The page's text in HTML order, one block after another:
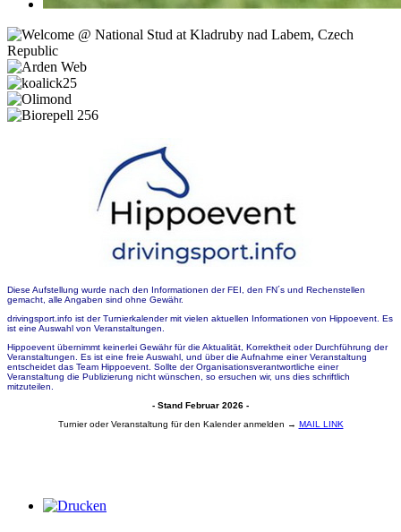
Diese Aufstellung wurde nach den Informationen der FEI, den FN´s und Rechenstellen
gemacht, alle Angaben sind ohne Gewähr.
drivingsport.info ist der Turnierkalender mit vielen aktuellen Informationen von Hippoevent. Es
ist eine Auswahl von Veranstaltungen.
Hippoevent übernimmt keinerlei Gewähr für die Aktualität, Korrektheit oder Durchführung der
Veranstaltungen. Es ist eine freie Auswahl, und über die Aufnahme einer Veranstaltung
entscheidet das Team Hippoevent. Sollte der Organisationsverantwortliche einer
Veranstaltung die Publizierung nicht wünschen, so ersuchen wir, uns dies schriftlich
mitzuteilen.
- Stand Februar 2026 -
Turnier oder Veranstaltung für den Kalender anmelden → MAIL LINK